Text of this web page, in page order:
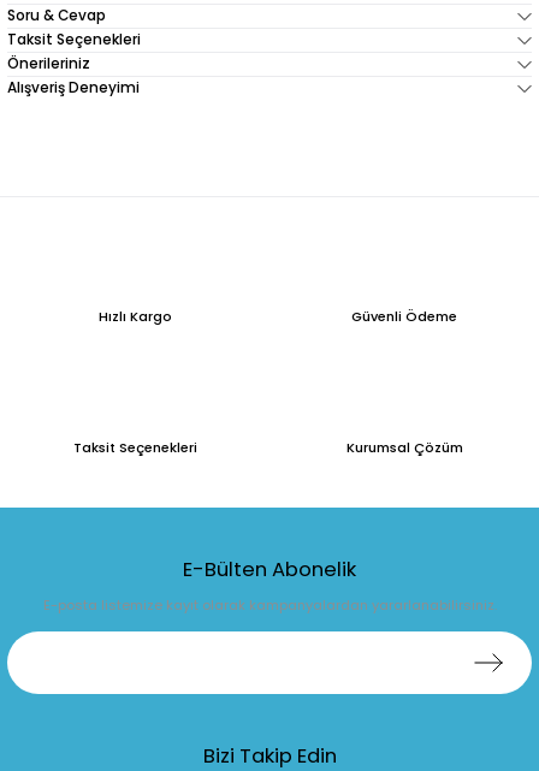
Soru & Cevap
Taksit Seçenekleri
Önerileriniz
Alışveriş Deneyimi
Hızlı Kargo Güvenli Ödeme
Taksit Seçenekleri Kurumsal Çözüm
E-Bülten Abonelik
E-posta listemize kayıt olarak kampanyalardan yararlanabilirsiniz.
Bizi Takip Edin